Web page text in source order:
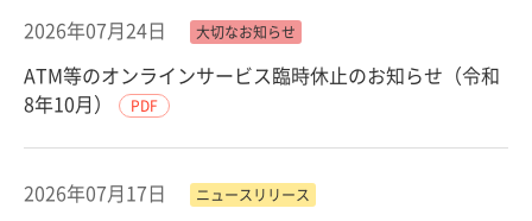
2026年07月24日 大切なお知らせ
ATM等のオンラインサービス臨時休止のお知らせ（令和
8年10月）
PDF
2026年07月17日 ニュースリリース